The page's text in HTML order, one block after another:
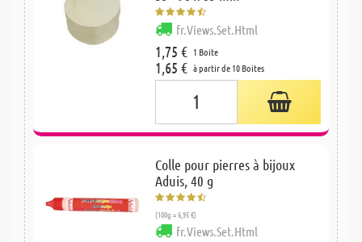
fr.Views.Set.Html
1,75 € 1 Boite
1,65 € à partir de 10 Boites
Colle pour pierres à bijoux
Aduis, 40 g
(100g = 6,95 €)
fr.Views.Set.Html